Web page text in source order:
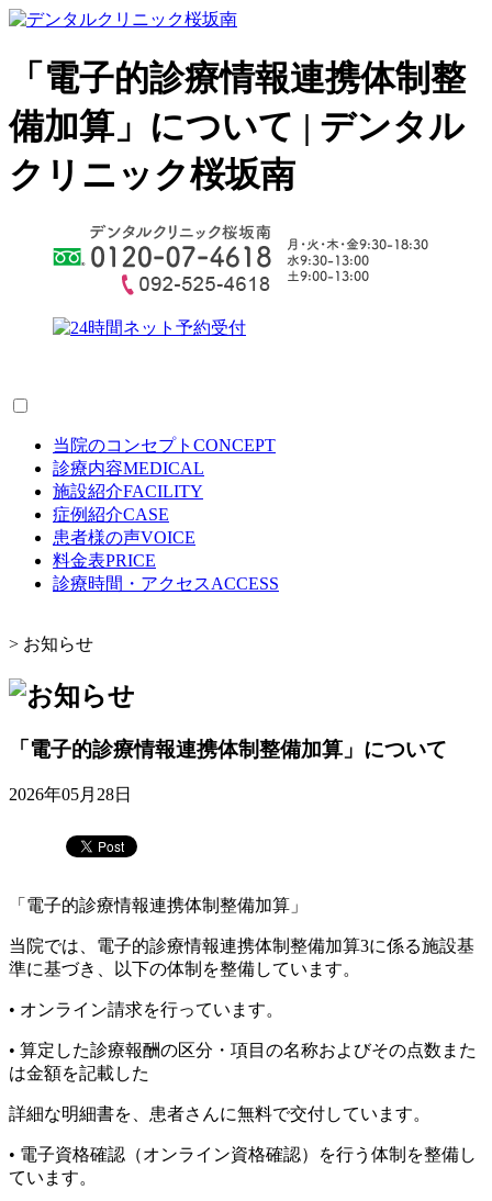
「電子的診療情報連携体制整
備加算」について | デンタル
クリニック桜坂南
当院のコンセプト CONCEPT
診療内容MEDICAL
施設紹介FACILITY
症例紹介CASE
患者様の声VOICE
料金表PRICE
診療時間・アクセスACCESS
> お知らせ
「電子的診療情報連携体制整備加算」について
2026年05月28日
「電子的診療情報連携体制整備加算」
当院では、電子的診療情報連携体制整備加算3に係る施設基
準に基づき、以下の体制を整備しています。
• オンライン請求を行っています。
• 算定した診療報酬の区分・項目の名称およびその点数また
は金額を記載した
詳細な明細書を、患者さんに無料で交付しています。
• 電子資格確認（オンライン資格確認）を行う体制を整備し
ています。